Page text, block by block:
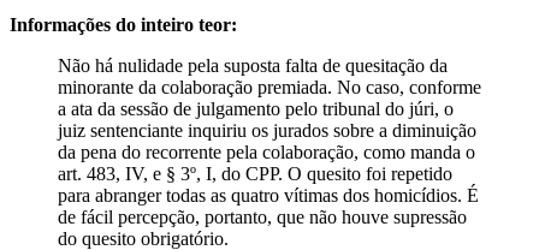
Informações do inteiro teor:
Não há nulidade pela suposta falta de quesitação da
minorante da colaboração premiada. No caso, conforme
a ata da sessão de julgamento pelo tribunal do júri, o
juiz sentenciante inquiriu os jurados sobre a diminuição
da pena do recorrente pela colaboração, como manda o
art. 483, IV, e § 3º, I, do CPP. O quesito foi repetido
para abranger todas as quatro vítimas dos homicídios. É
de fácil percepção, portanto, que não houve supressão
do quesito obrigatório.